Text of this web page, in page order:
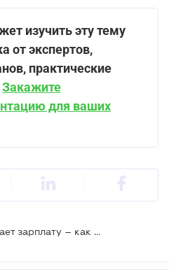
изучить эту тему
от экспертов,
практические
Закажите
для ваших
Работодатель не выплачивает зарплату – как взыскать с него задолженность